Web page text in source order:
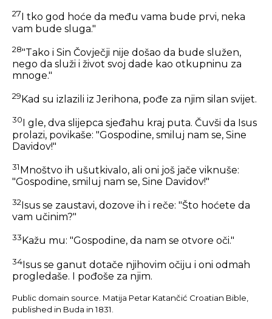
27
I tko god hoće da među vama bude prvi, neka
vam bude sluga."
28"Tako i Sin Čovječji nije došao da bude služen,
nego da služi i život svoj dade kao otkupninu za
mnoge."
29 Kad su izlazili iz Jerihona, pođe za njim silan svijet.
30
I gle, dva slijepca sjeđahu kraj puta. Čuvši da Isus
prolazi, povikaše: "Gospodine, smiluj nam se, Sine
Davidov!"
31Mnoštvo ih ušutkivalo, ali oni još jače viknuše:
"Gospodine, smiluj nam se, Sine Davidov!"
32 Isus se zaustavi, dozove ih i reče: "Što hoćete da
vam učinim?"
33 Kažu mu: "Gospodine, da nam se otvore oči."
34Isus se ganut dotače njihovim očiju i oni odmah
progledaše. I pođoše za njim.
Public domain source. Matija Petar Katančić Croatian Bible,
published in Buda in 1831.